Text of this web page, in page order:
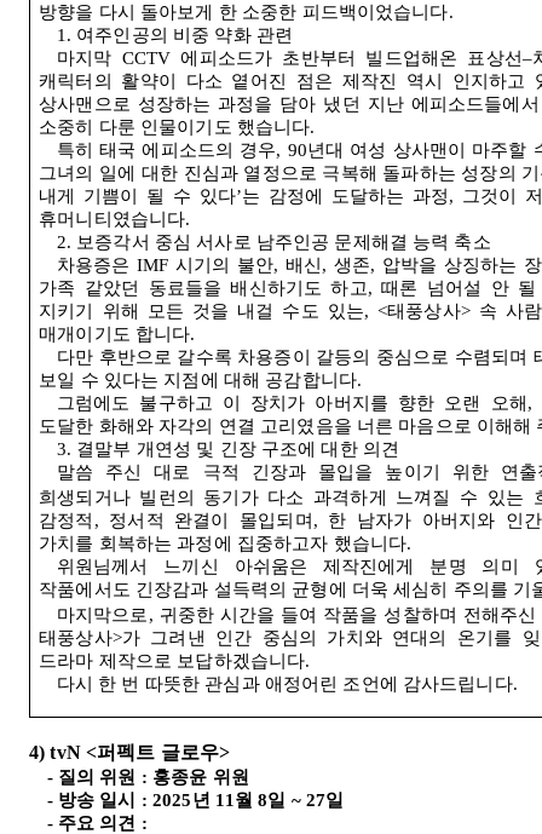
방향을 다시 돌아보게 한 소중한 피드백이었습니다.
1. 여주인공의 비중 약화 관련
마지막 CCTV에피소드가 초반부터 빌드업해온 표상선–
캐릭터의 활약이 다소 옅어진 점은 제작진 역시 인지하고
상사맨으로 성장하는 과정을 담아 냈던 지난 에피소드들에
소중히 다룬 인물이기도 했습니다.
특히 태국 에피소드의 경우, 90년대 여성 상사맨이 마주할
그녀의 일에 대한 진심과 열정으로 극복해 돌파하는 성장의
내게 기쁨이 될 수 있다’는 감정에 도달하는 과정,
그것이
휴머니티였습니다.
2. 보증각서 중심 서사로 남주인공 문제해결 능력 축소
차용증은 IMF 시기의 불안, 배신 , 생존, 압박을 상징하는
가족 같았던 동료들을 배신하기도 하고,때론 넘어설 안
지키기 위해 모든 것을 내걸 수도 있는, <태풍상사> 속 사
매개이기도 합니다.
다만 후반으로 갈수록 차용증이 갈등의 중심으로 수렴되며
보일 수 있다는 지점에 대해 공감합니다.
그럼에도 불구하고 이 장치가 아버지를 향한 오랜 오해 ,
도달한 화해와 자각의 연결 고리였음을 너른 마음으로 이해해
3. 결말부 개연성 및 긴장 구조에 대한 의견
말씀 주신 대로 극적 긴장과 몰입을 높이기 위한 연
희생되거나 빌런의 동기가 다소 과격하게 느껴질 수 있는
감정적 , 정서적 완결이 몰입되며 , 한 남자가 아버지와 인
가치를 회복하는 과정에 집중하고자 했습니다.
위원님께서 느끼신 아쉬움은 제작진에게 분명 의미
작품에서도 긴장감과 설득력의 균형에 더욱 세심히 주의를 기
마지막으로 , 귀중한 시간을 들여 작품을 성찰하며 전해주
태풍상사>가 그려낸 인간 중심의 가치와 연대의 온기를
드라마 제작으로 보답하겠습니다.
다시 한 번 따뜻한 관심과 애정어린 조언에 감사드립니다.
4) tvN <퍼펙트 글로우>
- 질의 위원 : 홍종윤 위원
- 방송 일시 : 2025년 11 월8일 ~ 27일
- 주요 의견 :